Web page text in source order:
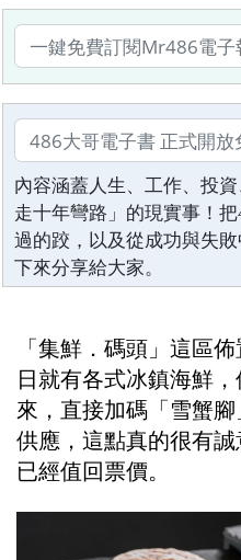
內容涵蓋人生、工作、投
走十年彎路」的現實事！
過的跤，以及從成功與失
下來分享給大家。
「集鮮．碼頭」這區
日就有各式冰鎮海鮮
來，直接加碼「雪蟹
供應，這點真的很有
已經值回票價。